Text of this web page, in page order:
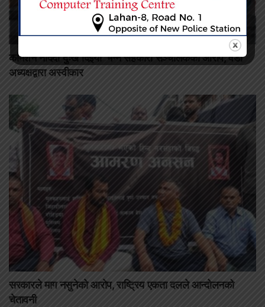
कमिशन नदिँदा दुःख दिइयो’ भन्ने सहकारी सञ्चालकको आरोप, वडा
अध्यक्षद्वारा अस्वीकार
सरकारले माग नसुनेको आरोप, राष्ट्रिय एकता दलले आन्दोलनको
चेतावनी